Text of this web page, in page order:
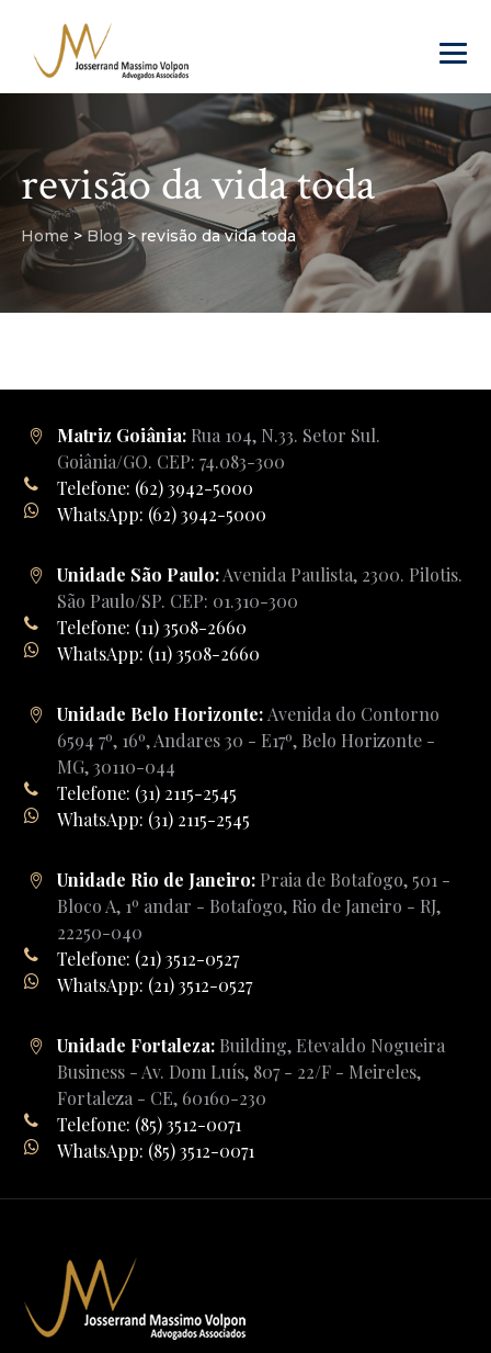
revisão da vida toda
Home >Blog >revisão da vida toda
Matriz Goiânia:Rua 104, N.33. Setor Sul.
Goiânia/GO. CEP: 74.083-300
Telefone: (62) 3942-5000
WhatsApp: (62) 3942-5000
Unidade São Paulo:Avenida Paulista, 2300. Pilotis.
São Paulo/SP. CEP: 01.310-300
Telefone: (11) 3508-2660
WhatsApp: (11) 3508-2660
Unidade Belo Horizonte: Avenida do Contorno
6594 7º, 16º, Andares 30 - E17º, Belo Horizonte -
MG, 30110-044
Telefone: (31) 2115-2545
WhatsApp: (31) 2115-2545
Unidade Rio de Janeiro: Praia de Botafogo, 501 -
Bloco A, 1º andar - Botafogo, Rio de Janeiro - RJ,
22250-040
Telefone: (21) 3512-0527
WhatsApp: (21) 3512-0527
Unidade Fortaleza: Building, Etevaldo Nogueira
Business - Av. Dom Luís, 807 - 22/F - Meireles,
Fortaleza - CE, 60160-230
Telefone: (85) 3512-0071
WhatsApp: (85) 3512-0071